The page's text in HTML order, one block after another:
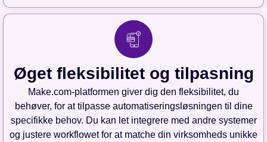
Øget fleksibilitet og tilpasning
Make.com-platformen giver dig den fleksibilitet, du
behøver, for at tilpasse automatiseringsløsningen til dine
specifikke behov. Du kan let integrere med andre systemer
og justere workflowet for at matche din virksomheds unikke